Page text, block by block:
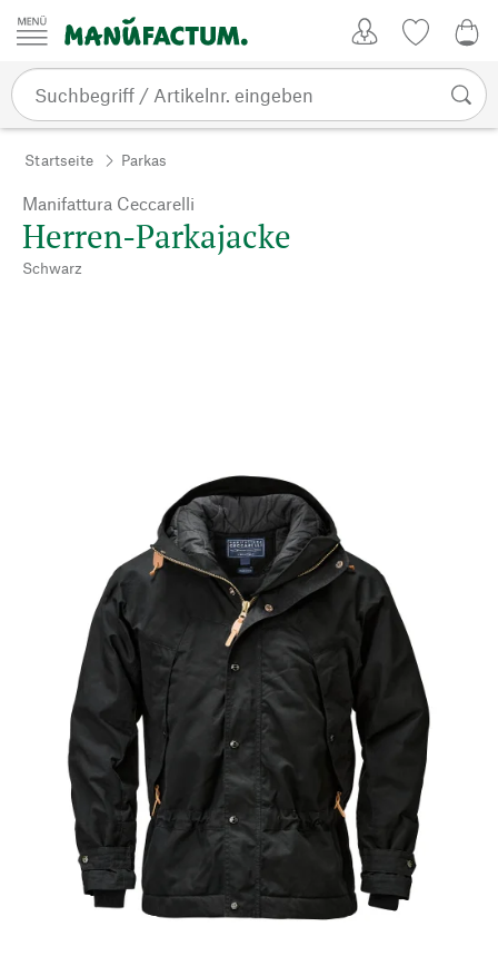
Zum Inhalt springen
Startseite Parkas
Manifattura Ceccarelli
Herren-Parkajacke
Schwarz